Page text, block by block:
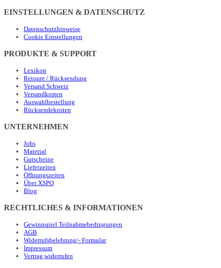
EINSTELLUNGEN & DATENSCHUTZ
Datenschutzhinweise
Cookie Einstellungen
PRODUKTE & SUPPORT
Lexikon
Retoure / Rücksendung
Versand Schweiz
Versandkosten
Auswahlbestellung
Rücksendekosten
UNTERNEHMEN
Jobs
Material
Gutscheine
Lieferzeiten
Öffnungszeiten
Über XSPO
Blog
RECHTLICHES & INFORMATIONEN
Gewinnspiel Teilnahmebedingungen
AGB
Widerrufsbelehrung/- Formular
Impressum
Vertrag widerrufen